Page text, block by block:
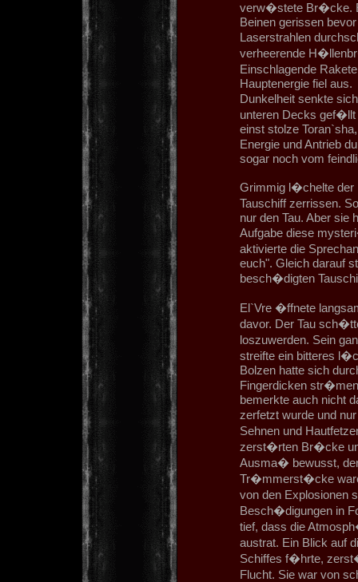
verw�stete Br�cke.
Beinen gerissen
Laserstrahlen
verheerende
Einschlagende
Hauptenergie fiel aus.
Dunkelheit senkte
unteren Decks gef�llt
einst stolze
Energie und Antrieb
sogar noch vom
Grimmig l�chelte der
Tauschiff zerrissen.
nur den Tau. Aber sie
Aufgabe diese
aktivierte die
euch". Gleich darauf
besch�digten
El`Vre �ffnete
davor. Der Tau
loszuwerden. Sein
streifte ein bitteres
Bolzen hatte sich
Fingerdicken
bemerkte auch nicht
zerfetzt wurde und
Sehnen und
zerst�rten Br�cke
Ausma� bewusst,
Tr�mmerst�cke
von den Explosionen
Besch�digungen in
tief, dass die
austrat. Ein Blick auf
Schiffes f�hrte,
Flucht. Sie war von